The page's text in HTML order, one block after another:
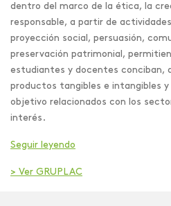
dentro del marco de la ética, la
responsable, a partir de
proyección social, persuasión,
preservación patrimonial,
estudiantes y docentes conciban,
productos tangibles e intangibles y
objetivo relacionados con los
interés.
Seguir leyendo
> Ver GRUPLAC